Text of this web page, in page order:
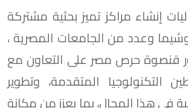
إنشاء مراكز تميز بحثية مشتركة
وعدد من الجامعات المصرية ،
قنصوة حرص مصر على التعاون مع
التكنولوجيا المتقدمة، وتطوير
في هذا المجال، بما يعزز من مكانة